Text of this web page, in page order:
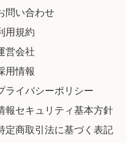
問い合わせ
用規約
営会社
用情報
ライバシーポリシー
報セキュリティ基本方針
定商取引法に基づく表記